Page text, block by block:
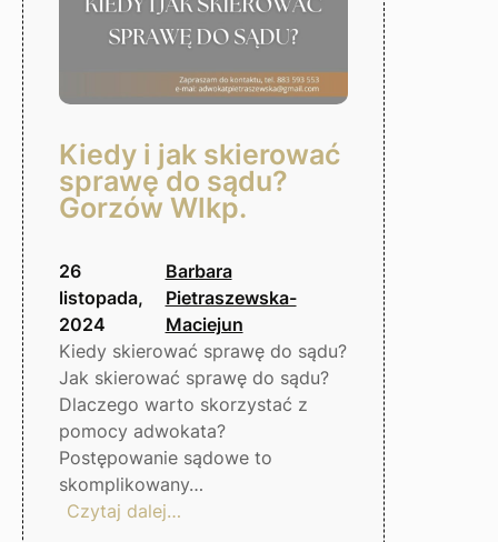
Kiedy i jak skierować
sprawę do sądu?
Gorzów Wlkp.
26
listopada,
2024
Barbara
Pietraszewska-
Maciejun
Kiedy skierować sprawę do sądu?
Jak skierować sprawę do sądu?
Dlaczego warto skorzystać z
pomocy adwokata?
Postępowanie sądowe to
skomplikowany…
Czytaj dalej…